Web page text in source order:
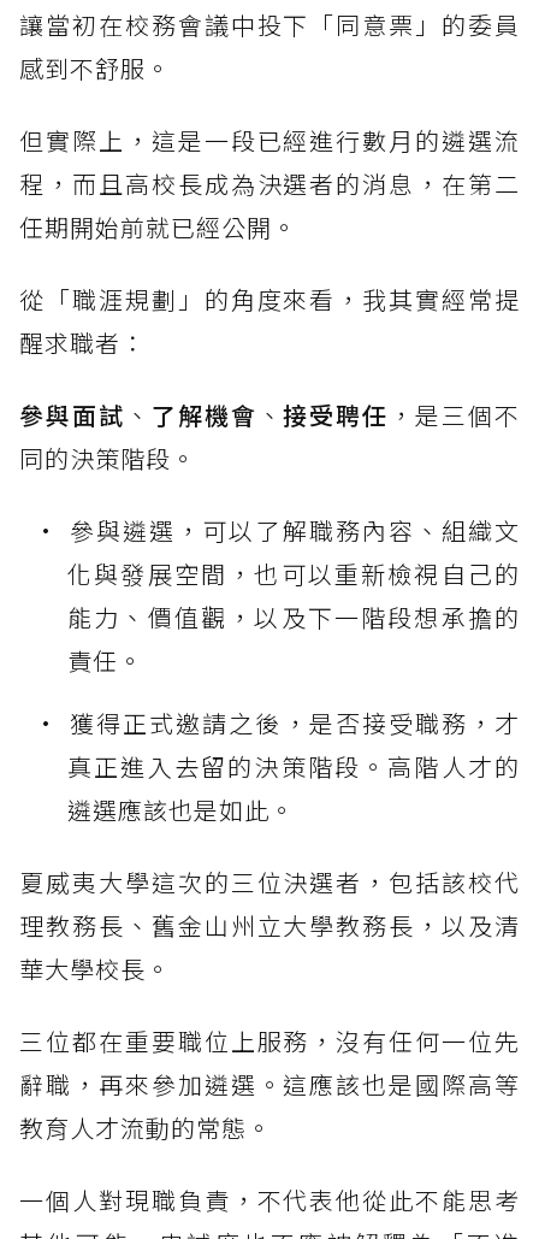
讓當初在校務會議中投下「同意票」的委員
感到不舒服。
但實際上，這是一段已經進行數月的遴選流
程，而且高校長成為決選者的消息，在第二
任期開始前就已經公開。
從「職涯規劃」的角度來看，我其實經常提
醒求職者：
參與面試 、 了解機會 、接受聘任 ，是三個不
同的決策階段。
參與遴選，可以了解職務內容、組織文
化與發展空間，也可以重新檢視自己的
能力、價值觀，以及下一階段想承擔的
責任。
獲得正式邀請之後，是否接受職務，才
真正進入去留的決策階段。高階人才的
遴選應該也是如此。
夏威夷大學這次的三位決選者，包括該校代
理教務長、舊金山州立大學教務長，以及清
華大學校長。
三位都在重要職位上服務，沒有任何一位先
辭職，再來參加遴選。這應該也是國際高等
教育人才流動的常態。
一個人對現職負責，不代表他從此不能思考